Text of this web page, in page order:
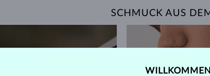
SCHMUCK AUS